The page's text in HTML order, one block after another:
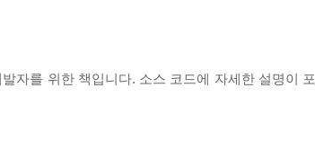
자를 위한 책입니다. 소스 코드에 자세한 설명이 포